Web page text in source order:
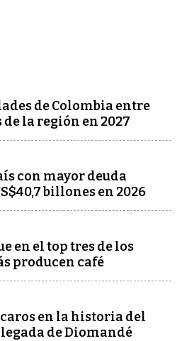
de Colombia entre
de la región en 2027
con mayor deuda
billones en 2026
en el top tres de los
producen café
en la historia del
de Diomandé